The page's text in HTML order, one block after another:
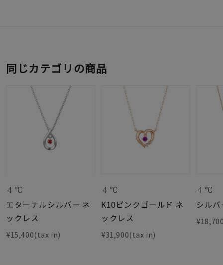
同じカテゴリの商品
４℃
エターナルシルバー ネ
ックレス
¥15,400(tax in)
４℃
K10ピンクゴールド ネ
ックレス
¥31,900(tax in)
４℃
シル